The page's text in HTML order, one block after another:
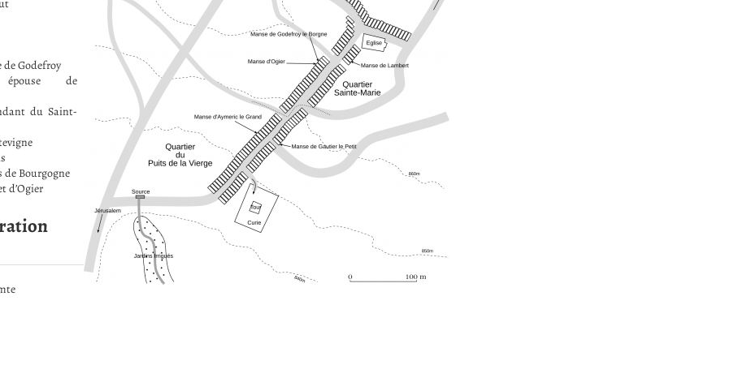
de Godefroy
épouse de
du Saint-
Bourgogne
d’Ogier